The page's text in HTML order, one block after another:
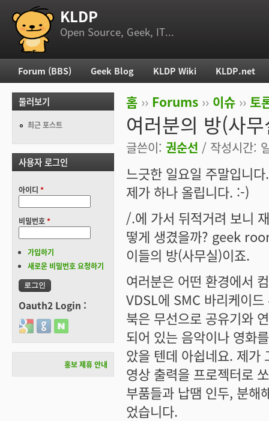
부 메뉴 KLDP
Open Source, Geek, IT...
현재 위치
홈 ›› Forums ›› 이슈 ›› 토
여러분의 방(사
글쓴이: 권순선 / 작성시간:
느긋한 일요일 주말입니
제가 하나 올립니다. :-)
/.에 가서 뒤적거려 보니
떻게 생겼을까? geek
이들의 방(사무실)이죠.
여러분은 어떤 환경에서
VDSL에 SMC 바리케이
북은 무선으로 공유기와
되어 있는 음악이나 영화
았을 텐데 아쉽네요. 제가
영상 출력을 프로젝터로
부품들과 납땜 인두, 분해
었습니다.
주 메뉴
Forum (BBS) Geek Blog KLDP Wiki KLDP.net
둘러보기
최근 포스트
사용자 로그인
아이디 *
비밀번호*
가입하기
새로운 비밀번호 요청하기
Oauth2 Login :
Login with Google
Login with GitHub
Login with Naver
홍보 제휴 안내